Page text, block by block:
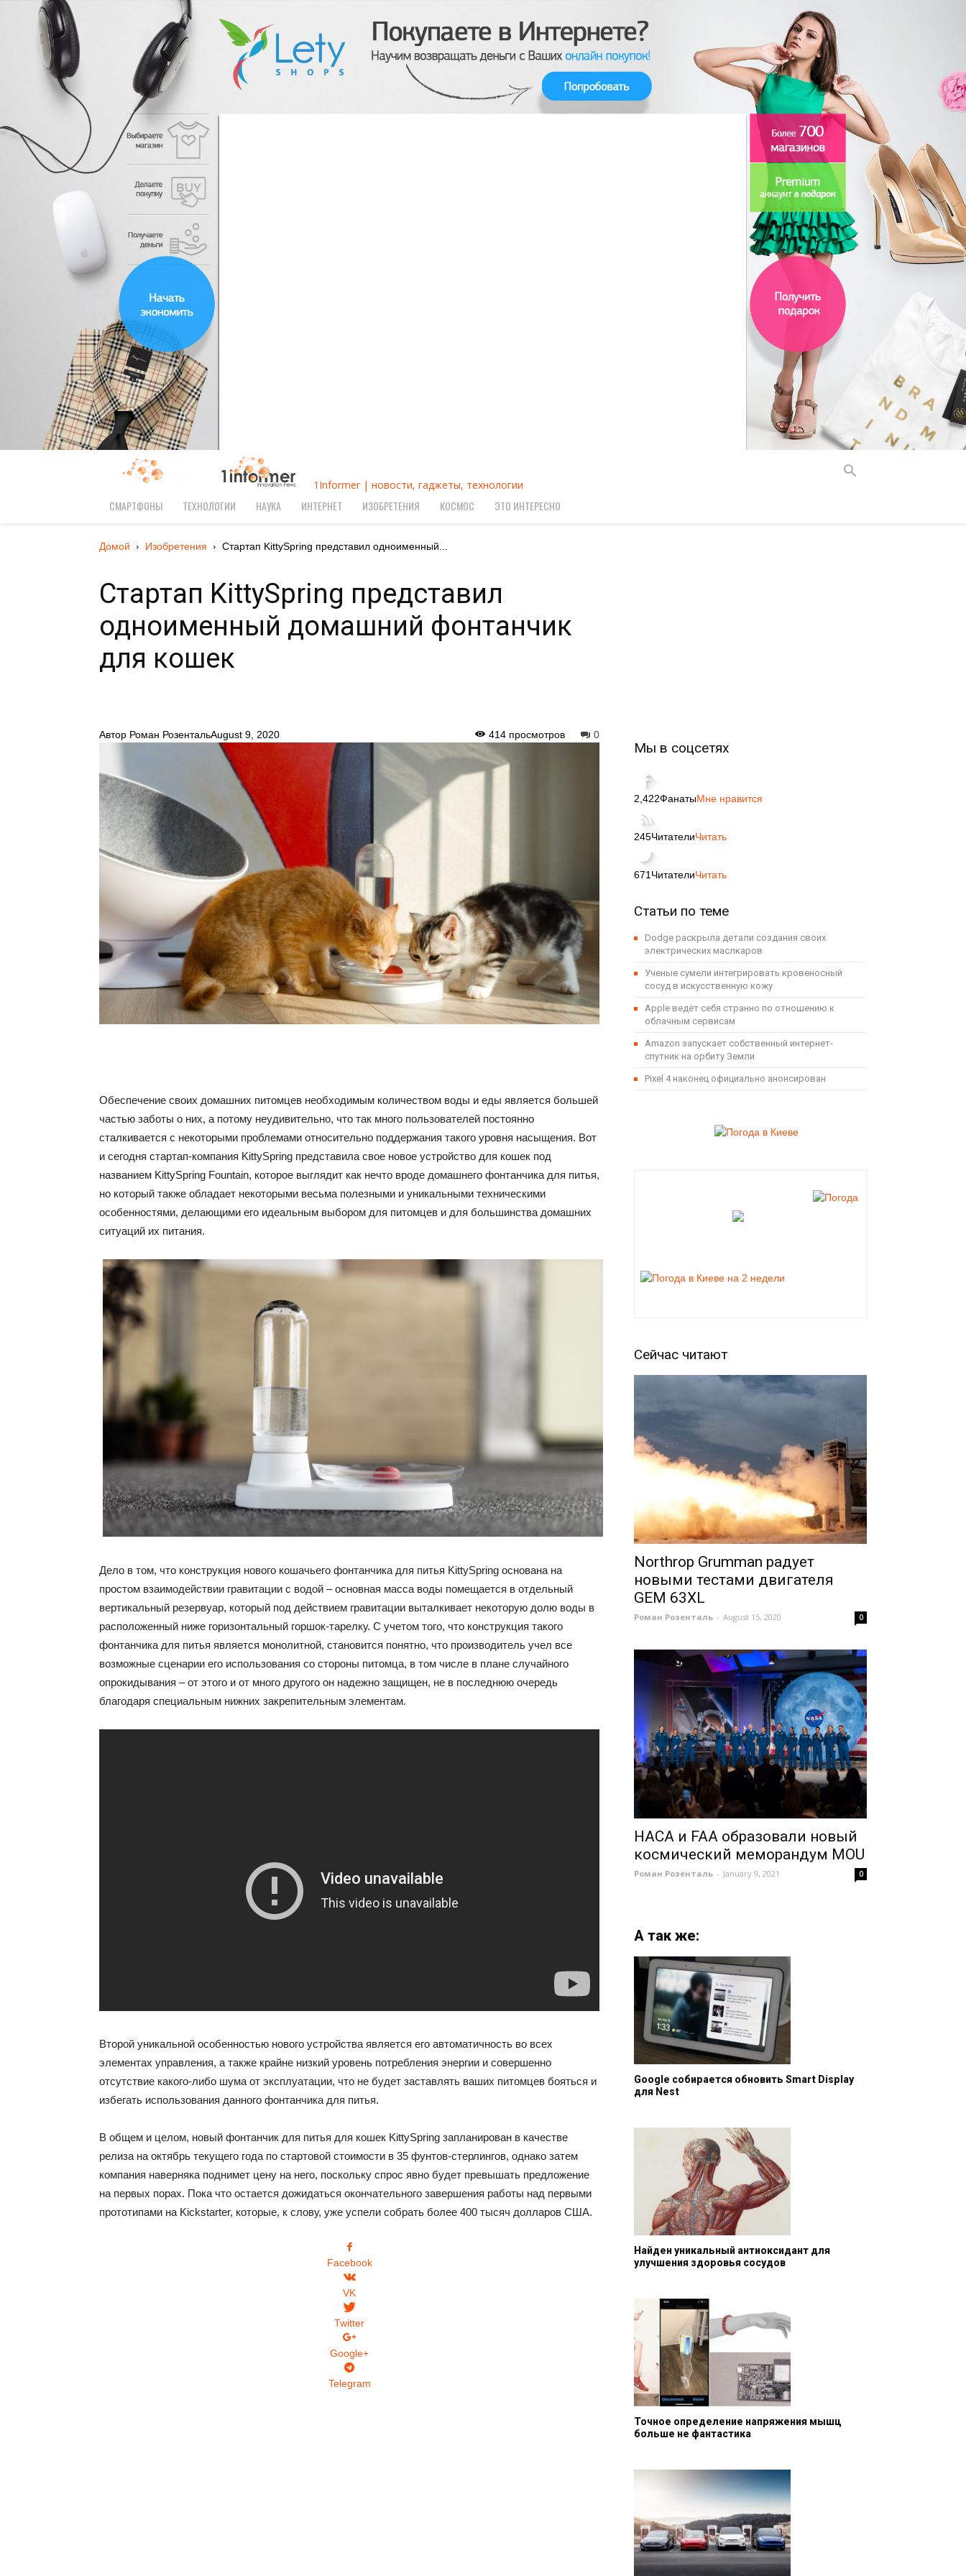
1Informer | новости, гаджеты, технологии
СМАРТФОНЫ ТЕХНОЛОГИИ НАУКА ИНТЕРНЕТ ИЗОБРЕТЕНИЯ КОСМОС ЭТО ИНТЕРЕСНО
Домой Изобретения Стартап KittySpring представил одноименный...
Стартап KittySpring представил
одноименный домашний фонтанчик
для кошек
Автор Роман РозентальAugust 9, 2020 0
414 просмотров
Обеспечение своих домашних питомцев необходимым количеством воды и еды является большей
частью заботы о них, а потому неудивительно, что так много пользователей постоянно
сталкивается с некоторыми проблемами относительно поддержания такого уровня насыщения. Вот
и сегодня стартап-компания KittySpring представила свое новое устройство для кошек под
названием KittySpring Fountain, которое выглядит как нечто вроде домашнего фонтанчика для питья,
но который также обладает некоторыми весьма полезными и уникальными техническими
особенностями, делающими его идеальным выбором для питомцев и для большинства домашних
ситуаций их питания.
Дело в том, что конструкция нового кошачьего фонтанчика для питья KittySpring основана на
простом взаимодействии гравитации с водой – основная масса воды помещается в отдельный
вертикальный резервуар, который под действием гравитации выталкивает некоторую долю воды в
расположенный ниже горизонтальный горшок-тарелку. С учетом того, что конструкция такого
фонтанчика для питья является монолитной, становится понятно, что производитель учел все
возможные сценарии его использования со стороны питомца, в том числе в плане случайного
опрокидывания – от этого и от много другого он надежно защищен, не в последнюю очередь
благодаря специальным нижних закрепительным элементам.
Второй уникальной особенностью нового устройства является его автоматичность во всех
элементах управления, а также крайне низкий уровень потребления энергии и совершенно
отсутствие какого-либо шума от эксплуатации, что не будет заставлять ваших питомцев бояться и
избегать использования данного фонтанчика для питья.
В общем и целом, новый фонтанчик для питья для кошек KittySpring запланирован в качестве
релиза на октябрь текущего года по стартовой стоимости в 35 фунтов-стерлингов, однако затем
компания наверняка поднимет цену на него, поскольку спрос явно будет превышать предложение
на первых порах. Пока что остается дожидаться окончательного завершения работы над первыми
прототипами на Kickstarter, которые, к слову, уже успели собрать более 400 тысяч долларов США.
Facebook
VK
Twitter
Google+
Telegram
Мы в соцсетях
2,422ФанатыМне нравится
245ЧитателиЧитать
671 ЧитателиЧитать
Статьи по теме
Dodge раскрыла детали создания своих
электрических маслкаров
Ученые сумели интегрировать кровеносный
сосуд в искусственную кожу
Apple ведёт себя странно по отношению к
облачным сервисам
Amazon запускает собственный интернет-
спутник на орбиту Земли
Pixel 4 наконец официально анонсирован
Сейчас читают
Northrop Grumman радует
новыми тестами двигателя
GEM 63XL
Роман Розенталь - August 15, 2020 0
НАСА и FAA образовали новый
космический меморандум MOU
Роман Розенталь - January 9, 2021 0
А так же:
Google собирается обновить Smart Display
для Nest
Найден уникальный антиоксидант для
улучшения здоровья сосудов
Точное определение напряжения мышц
больше не фантастика